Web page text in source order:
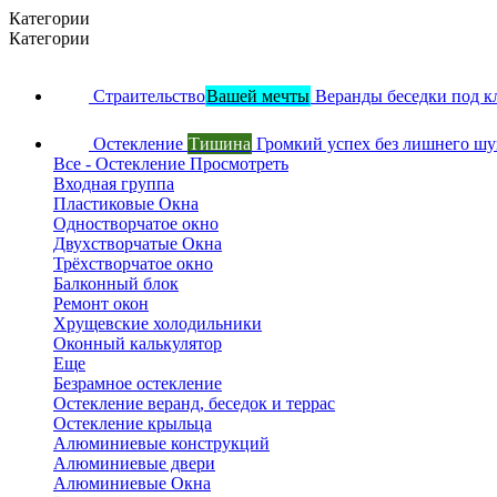
Категории
Категории
СтраительствоВашей мечты Веранды беседки под
Остекление Тишина Громкий успех без лишнего
Все - Остекление Просмотреть
Входная группа
Пластиковые Окна
Одностворчатое окно
Двухстворчатые Окна
Трёхстворчатое окно
Балконный блок
Ремонт окон
Хрущевские холодильники
Оконный калькулятор
Еще
Безрамное остекление
Остекление веранд, беседок и террас
Остекление крыльца
Алюминиевые конструкций
Алюминиевые двери
Алюминиевые Окна